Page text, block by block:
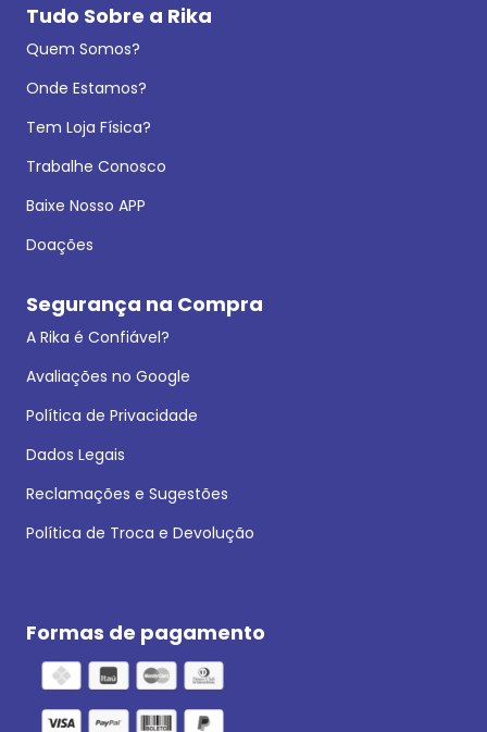
Tudo Sobre a Rika
Quem Somos?
Onde Estamos?
Tem Loja Física?
Trabalhe Conosco
Baixe Nosso APP
Doações
Segurança na Compra
A Rika é Confiável?
Avaliações no Google
Política de Privacidade
Dados Legais
Reclamações e Sugestões
Política de Troca e Devolução
Formas de pagamento